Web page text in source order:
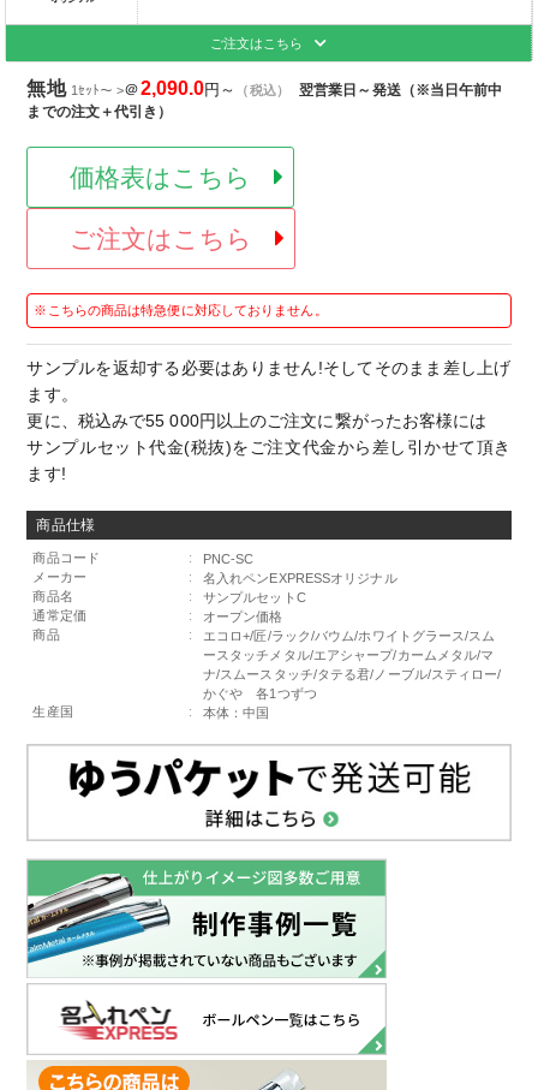
ご注文はこちら
無地 1ｾｯﾄ～ >＠2,090.0円～ （税込）
翌営業日～発送（※当日午前中
までの注文＋代引き）
価格表はこちら
ご注文はこちら
※こちらの商品は特急便に対応しておりません。
サンプルを返却する必要はありません!そしてそのまま差し上げ
ます。
更に、税込みで55 000円以上のご注文に繋がったお客様には
サンプルセット代金(税抜)をご注文代金から差し引かせて頂き
ます!
商品仕様
商品コード :
PNC-SC
メーカー
:
名入れペンEXPRESSオリジナル
商品名
:
サンプルセットC
通常定価
:
オープン価格
商品
:
エコロ+/匠/ラック/バウム/ホワイトグラース/スム
ースタッチメタル/エアシャープ/カームメタル/マ
ナ/スムースタッチ/タテる君/ノーブル/スティロー/
かぐや 各1つずつ
生産国
: 本体：中国